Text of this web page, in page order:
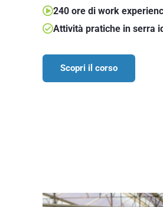
240 ore di work
Attività pratiche in serra
Scopri il corso